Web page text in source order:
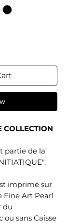
COLLECTION
partie de la
imprimé sur
Fine Art Pearl
du
ou sans Caisse